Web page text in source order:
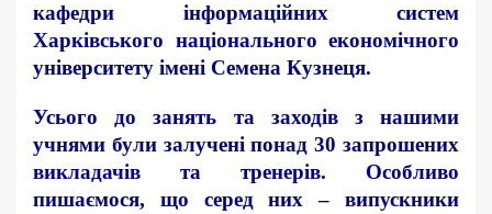
кафедри iнформаційних систем
Харківського національного економічного
університету імені Семена Кузнеця.
Усього до занять та заходів з нашими
учнями були залучені понад 30 запрошених
викладачів та тренерів. Особливо
пишаємося, що серед них – випускники